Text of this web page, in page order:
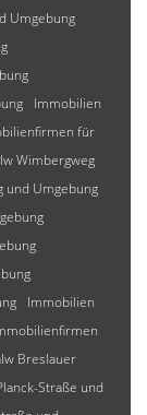
Umgebung
Immobilien
für
Wimbergweg
und Umgebung
Immobilien
Breslauer
Straße und